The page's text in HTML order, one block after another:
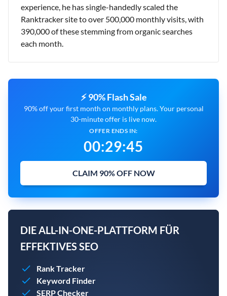
experience, he has single-handedly scaled the
Ranktracker site to over 500,000 monthly visits, with
390,000 of these stemming from organic searches
each month.
⚡ 90% Flash Sale
90% off your first month on monthly plans. Your personal
30-minute offer is live now.
OFFER ENDS IN:
00:29:44
CLAIM 90% OFF NOW
DIE ALL-IN-ONE-PLATTFORM FÜR
EFFEKTIVES SEO
Rank Tracker
Keyword Finder
SERP Checker